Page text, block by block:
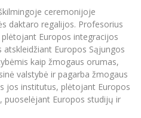
Sedžiongo institutas
poreikiai
informacija
deklaravimas
darbuotojams
vykdymui)
(kompetencijų tobulinimui)
"Studijos"
ceremonijoje
daktaro regalijos. Profesorius
Europos integracijos
Europos Sąjungos
kaip žmogaus orumas,
valstybė ir pagarba žmogaus
jos institutus, plėtojant Europos
puoselėjant Europos studijų ir